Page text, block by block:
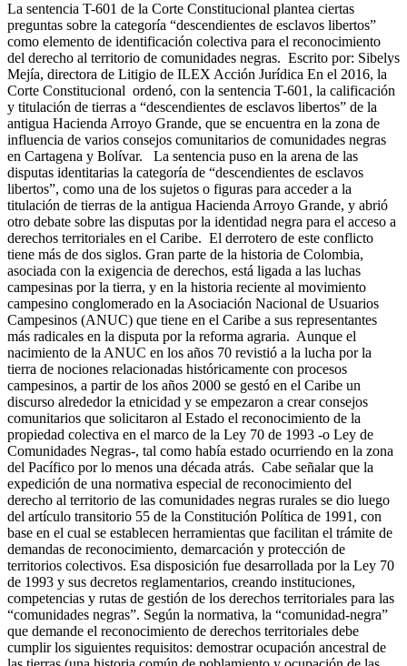
La sentencia T-601 de la Corte Constitucional plantea ciertas
preguntas sobre la categoría “descendientes de esclavos libertos”
como elemento de identificación colectiva para el reconocimiento
del derecho al territorio de comunidades negras. Escrito por: Sibelys
Mejía, directora de Litigio de ILEX Acción Jurídica En el 2016, la
Corte Constitucional ordenó, con la sentencia T-601, la calificación
y titulación de tierras a “descendientes de esclavos libertos” de la
antigua Hacienda Arroyo Grande, que se encuentra en la zona de
influencia de varios consejos comunitarios de comunidades negras
en Cartagena y Bolívar. La sentencia puso en la arena de las
disputas identitarias la categoría de “descendientes de esclavos
libertos”, como una de los sujetos o figuras para acceder a la
titulación de tierras de la antigua Hacienda Arroyo Grande, y abrió
otro debate sobre las disputas por la identidad negra para el acceso a
derechos territoriales en el Caribe. El derrotero de este conflicto
tiene más de dos siglos. Gran parte de la historia de Colombia,
asociada con la exigencia de derechos, está ligada a las luchas
campesinas por la tierra, y en la historia reciente al movimiento
campesino conglomerado en la Asociación Nacional de Usuarios
Campesinos (ANUC) que tiene en el Caribe a sus representantes
más radicales en la disputa por la reforma agraria. Aunque el
nacimiento de la ANUC en los años 70 revistió a la lucha por la
tierra de nociones relacionadas históricamente con procesos
campesinos, a partir de los años 2000 se gestó en el Caribe un
discurso alrededor la etnicidad y se empezaron a crear consejos
comunitarios que solicitaron al Estado el reconocimiento de la
propiedad colectiva en el marco de la Ley 70 de 1993 -o Ley de
Comunidades Negras-, tal como había estado ocurriendo en la zona
del Pacífico por lo menos una década atrás. Cabe señalar que la
expedición de una normativa especial de reconocimiento del
derecho al territorio de las comunidades negras rurales se dio luego
del artículo transitorio 55 de la Constitución Política de 1991, con
base en el cual se establecen herramientas que facilitan el trámite de
demandas de reconocimiento, demarcación y protección de
territorios colectivos. Esa disposición fue desarrollada por la Ley 70
de 1993 y sus decretos reglamentarios, creando instituciones,
competencias y rutas de gestión de los derechos territoriales para las
“comunidades negras”. Según la normativa, la “comunidad-negra”
que demande el reconocimiento de derechos territoriales debe
cumplir los siguientes requisitos: demostrar ocupación ancestral de